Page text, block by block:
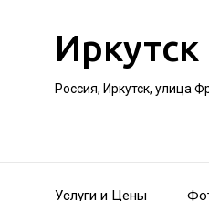
Иркутск
Россия, Иркутск, улица
Услуги и Цены